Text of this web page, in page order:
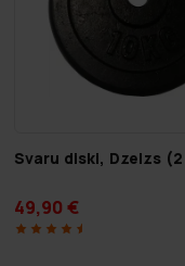
Svaru diski, Dzelzs
49,90 €